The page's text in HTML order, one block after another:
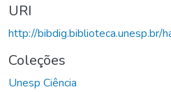
URI
http://bibdig.biblioteca.unesp.br/
Coleções
Unesp Ciência